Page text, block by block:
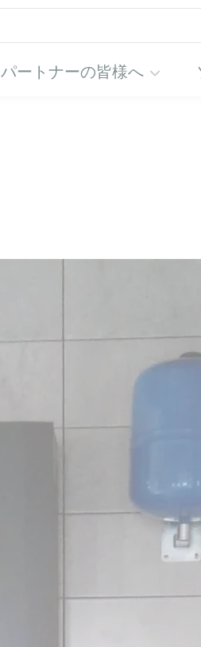
パートナーの皆様へ